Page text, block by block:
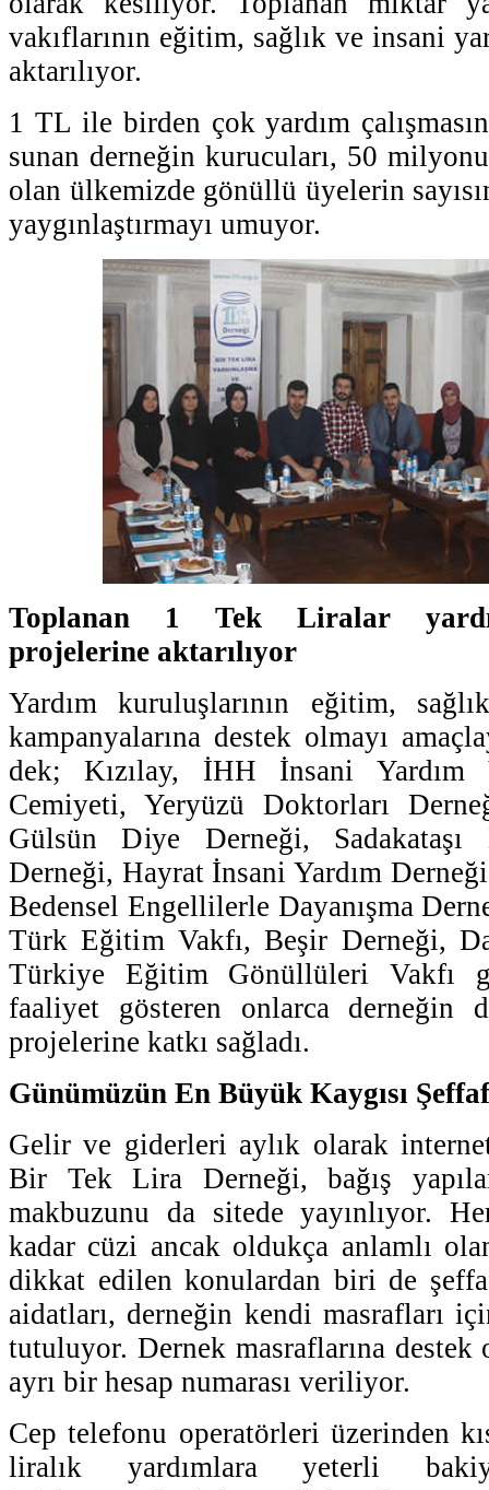
vakıflarının eğitim, sağlık ve insani
aktarılıyor.
1 TL ile birden çok yardım
sunan derneğin kurucuları, 50
olan ülkemizde gönüllü üyelerin
yaygınlaştırmayı umuyor.
Toplanan 1 Tek Liralar
projelerine aktarılıyor
Yardım kuruluşlarının eğitim,
kampanyalarına destek olmayı
dek; Kızılay, İHH İnsani Yardım
Cemiyeti, Yeryüzü Doktorları
Gülsün Diye Derneği,
Derneği, Hayrat İnsani Yardım
Bedensel Engellilerle Dayanışma
Türk Eğitim Vakfı, Beşir Derneği,
Türkiye Eğitim Gönüllüleri Vakfı
faaliyet gösteren onlarca derneğin
projelerine katkı sağladı.
Günümüzün En Büyük Kaygısı
Gelir ve giderleri aylık olarak
Bir Tek Lira Derneği, bağış
makbuzunu da sitede yayınlıyor.
kadar cüzi ancak oldukça anlamlı
dikkat edilen konulardan biri de
aidatları, derneğin kendi masrafları
tutuluyor. Dernek masraflarına
ayrı bir hesap numarası veriliyor.
Cep telefonu operatörleri üzerinden
liralık yardımlara yeterli